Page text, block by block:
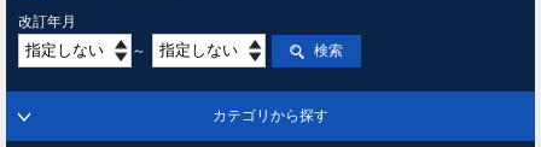
改訂年月
～
検索
カテゴリから探す